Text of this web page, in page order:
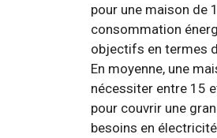
pour une maison de
consommation
objectifs en termes
En moyenne, une
nécessiter entre 15
pour couvrir une
besoins en